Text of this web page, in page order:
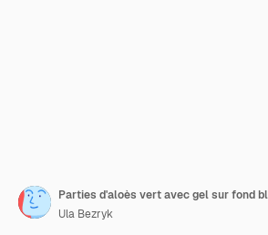
Parties d'aloès vert avec gel sur fond
Ula Bezryk